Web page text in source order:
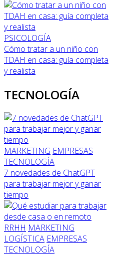
PSICOLOGÍA
Cómo tratar a un niño con
TDAH en casa: guía completa
y realista
TECNOLOGÍA
MARKETING EMPRESAS
TECNOLOGÍA
7 novedades de ChatGPT
para trabajar mejor y ganar
tiempo
RRHH MARKETING
LOGÍSTICA EMPRESAS
TECNOLOGÍA